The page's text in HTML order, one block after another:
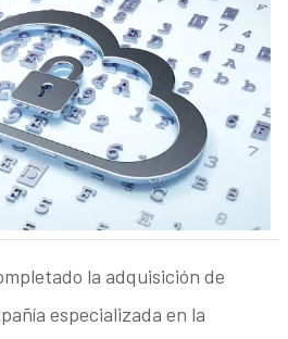
la adquisición de
especializada en la